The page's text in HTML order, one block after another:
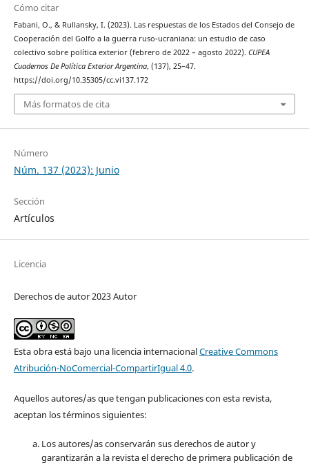
Cómo citar
Fabani, O., & Rullansky, I. (2023). Las respuestas de los Estados del Consejo de
Cooperación del Golfo a la guerra ruso-ucraniana: un estudio de caso
colectivo sobre política exterior (febrero de 2022 – agosto 2022). CUPEA
Cuadernos De Política Exterior Argentina, (137), 25–47.
https://doi.org/10.35305/cc.vi137.172
Más formatos de cita
Número
Núm. 137 (2023): Junio
Sección
Artículos
Licencia
Derechos de autor 2023 Autor
Esta obra está bajo una licencia internacionalCreative Commons
Atribución-NoComercial-CompartirIgual 4.0.
Aquellos autores/as que tengan publicaciones con esta revista,
aceptan los términos siguientes:
Los autores/as conservarán sus derechos de autor y
garantizarán a la revista el derecho de primera publicación de